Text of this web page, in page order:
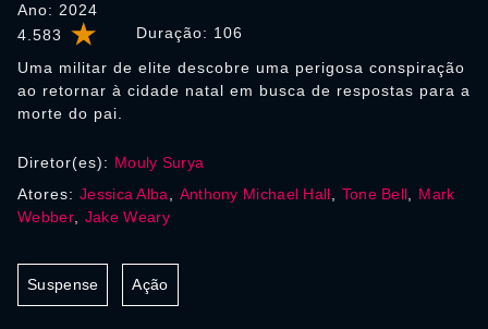
4.583 Duração: 106
Ano: 2024
Uma militar de elite descobre uma perigosa conspiração
ao retornar à cidade natal em busca de respostas para a
morte do pai.
Diretor(es): Mouly Surya
Atores: Jessica Alba Anthony Michael Hall Tone Bell
Mark
Webber, Jake Weary
Suspense Ação